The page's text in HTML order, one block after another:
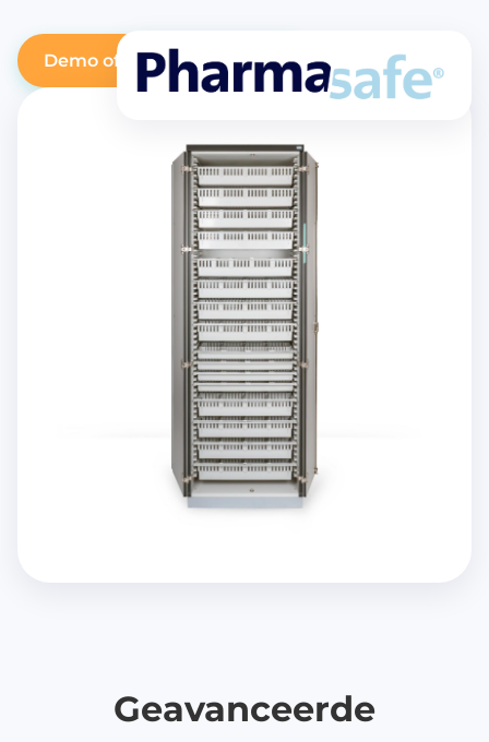
Demo of offerte aanvragen
Geavanceerde